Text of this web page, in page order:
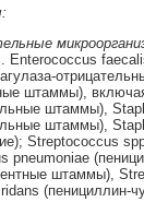
Enterococcus
штаммы),
штаммы),
штаммы),
Streptococcus
pneumoniae
штаммы),
(пенициллин-